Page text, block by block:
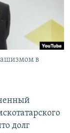
в
долг